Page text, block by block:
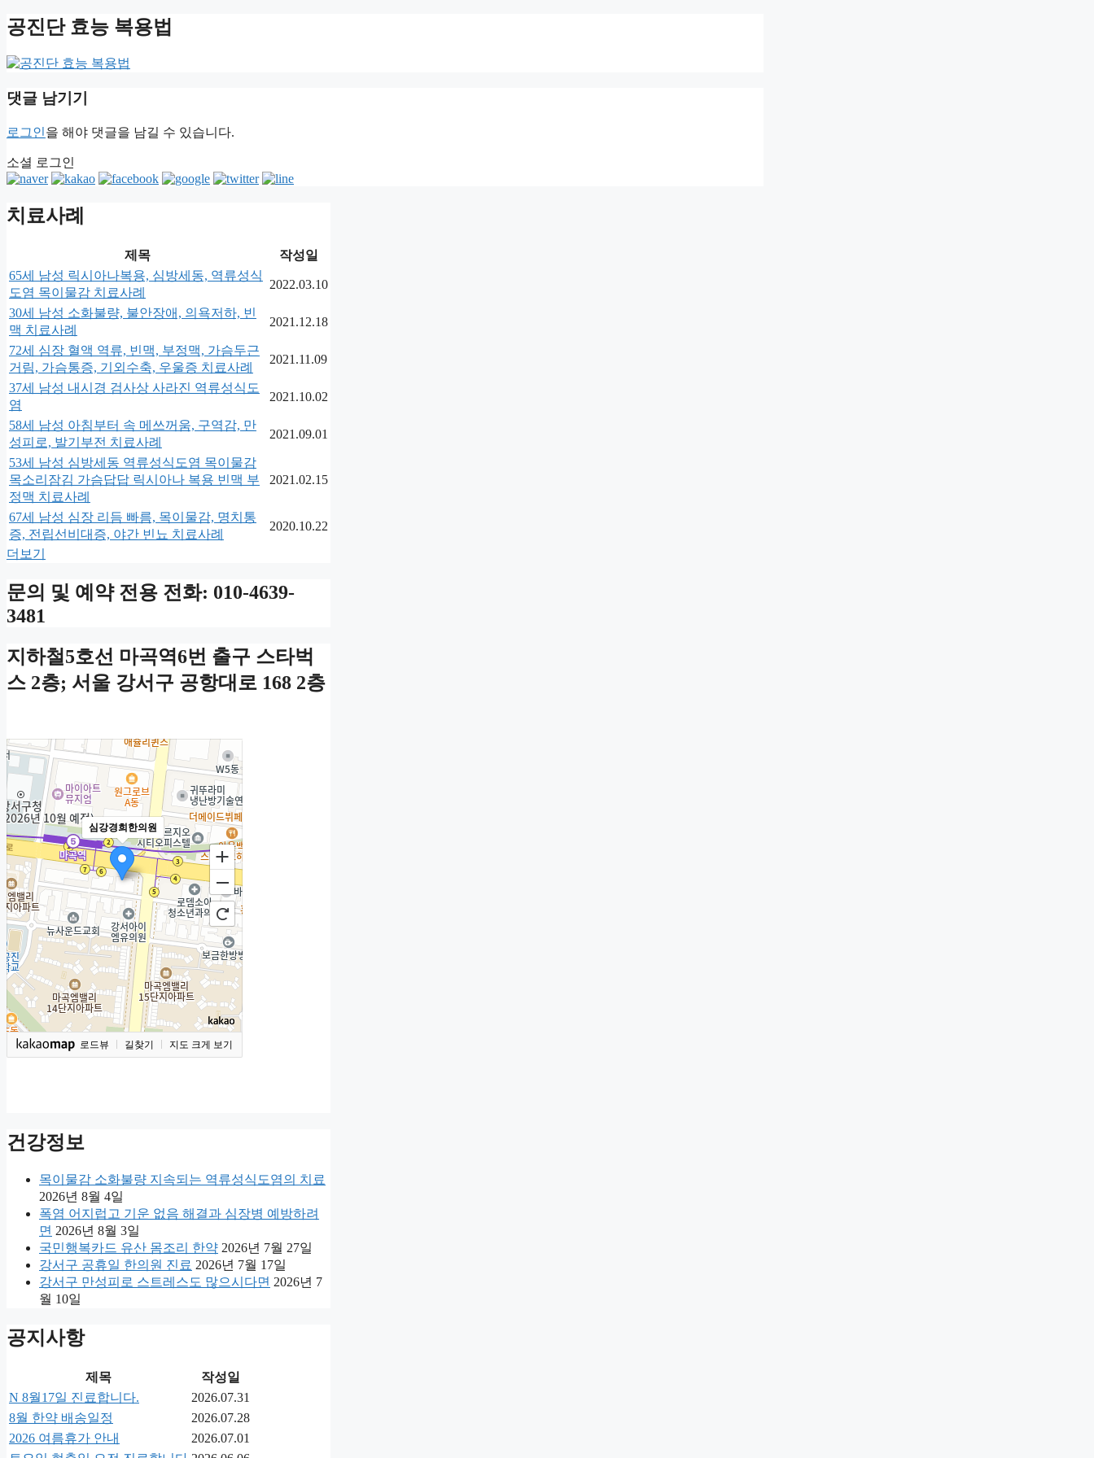
공진단 효능 복용법
댓글 남기기
로그인을 해야 댓글을 남길 수 있습니다.
소셜 로그인
치료사례
제목
작성일
65세 남성 릭시아나복용, 심방세동, 역류성식
도염 목이물감 치료사례
2022.03.10
30세 남성 소화불량, 불안장애, 의욕저하, 빈
맥 치료사례
2021.12.18
72세 심장 혈액 역류, 빈맥, 부정맥, 가슴두근
거림, 가슴통증, 기외수축, 우울증 치료사례
2021.11.09
37세 남성 내시경 검사상 사라진 역류성식도
염
2021.10.02
58세 남성 아침부터 속 메쓰꺼움, 구역감, 만
성피로, 발기부전 치료사례
2021.09.01
53세 남성 심방세동 역류성식도염 목이물감
목소리잠김 가슴답답 릭시아나 복용 빈맥 부
정맥 치료사례
2021.02.15
67세 남성 심장 리듬 빠름, 목이물감, 명치통
증, 전립선비대증, 야간 빈뇨 치료사례
2020.10.22
더보기
문의 및 예약 전용 전화: 010-4639-
3481
지하철5호선 마곡역6번 출구 스타벅
스 2층; 서울 강서구 공항대로 168 2층
심강경희한의원
로드뷰 길찾기 지도 크게 보기
건강정보
목이물감 소화불량 지속되는 역류성식도염의 치료
2026년 8월 4일
폭염 어지럽고 기운 없음 해결과 심장병 예방하려
면 2026년 8월 3일
국민행복카드 유산 몸조리 한약 2026년 7월 27일
강서구 공휴일 한의원 진료 2026년 7월 17일
강서구 만성피로 스트레스도 많으시다면 2026년 7
월 10일
공지사항
제목
작성일
N 8월17일 진료합니다.
2026.07.31
8월 한약 배송일정
2026.07.28
2026 여름휴가 안내
2026.07.01